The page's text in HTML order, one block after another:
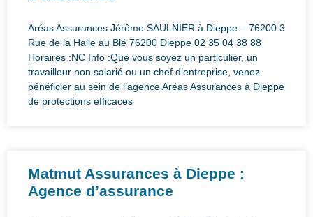
Aréas Assurances Jérôme SAULNIER à Dieppe – 76200 3
Rue de la Halle au Blé 76200 Dieppe 02 35 04 38 88
Horaires :NC Info :Que vous soyez un particulier, un
travailleur non salarié ou un chef d’entreprise, venez
bénéficier au sein de l’agence Aréas Assurances à Dieppe
de protections efficaces
Matmut Assurances à Dieppe :
Agence d’assurance